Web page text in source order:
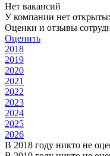
Нет вакансий
У компании нет
Оценки и отзывы
Оценить
2018
2019
2020
2021
2022
2023
2024
2025
2026
В 2018 году никто не